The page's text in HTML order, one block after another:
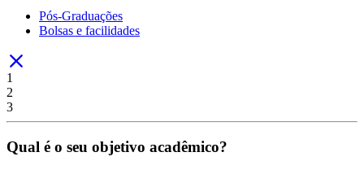
Pós-Graduações
Bolsas e facilidades
1
2
3
Qual é o seu objetivo acadêmico?